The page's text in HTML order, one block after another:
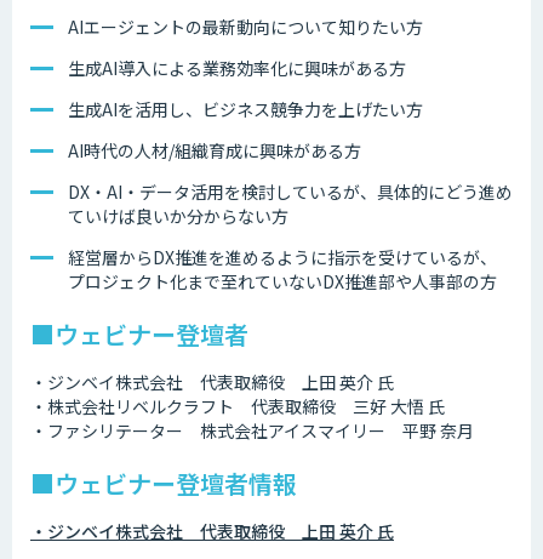
AIエージェントの最新動向について知りたい方
生成AI導入による業務効率化に興味がある方
生成AIを活用し、ビジネス競争力を上げたい方
AI時代の人材/組織育成に興味がある方
DX・AI・データ活用を検討しているが、具体的にどう進め
ていけば良いか分からない方
経営層からDX推進を進めるように指示を受けているが、
プロジェクト化まで至れていないDX推進部や人事部の方
■ウェビナー登壇者
・ジンベイ株式会社 代表取締役 上田 英介 氏
・株式会社リベルクラフト 代表取締役 三好 大悟 氏
・ファシリテーター 株式会社アイスマイリー 平野 奈月
■ウェビナー登壇者情報
・ジンベイ株式会社 代表取締役 上田 英介 氏